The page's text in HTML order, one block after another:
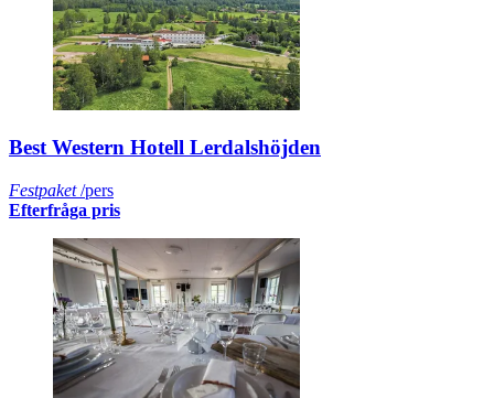
Best Western Hotell Lerdalshöjden
Festpaket/pers
Efterfråga pris